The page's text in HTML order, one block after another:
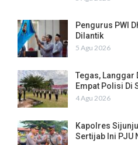
Pengurus PWI
Dilantik
5 Agu 2026
Tegas, Langgar
Empat Polisi Di
4 Agu 2026
Kapolres
Sertijab Ini PJU